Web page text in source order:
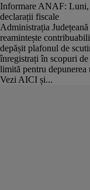
Informare ANAF: Luni,
declarații fiscale
Administrația
reamintește
depășit plafonul de
înregistrați în scopuri
limită pentru depunerea
Vezi AICI și...